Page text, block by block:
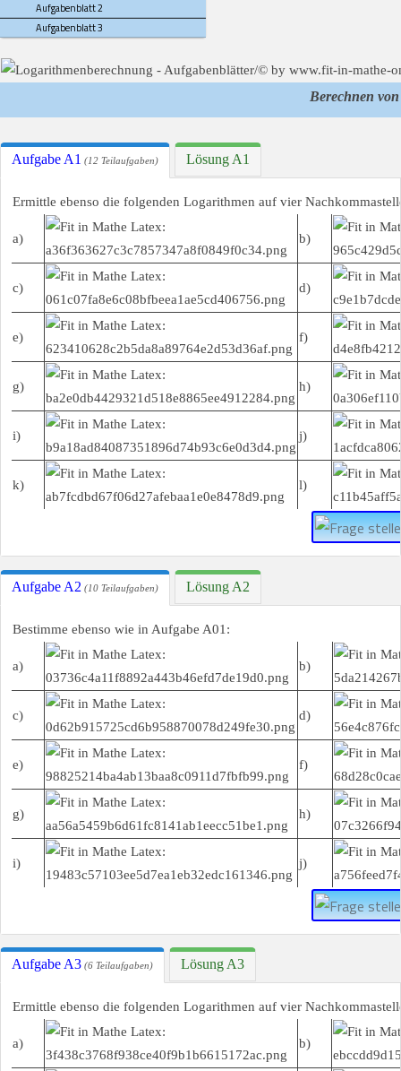
Aufgabenblatt 2
Aufgabenblatt 3
Berechnen
Aufgabe A1 (12 Teilaufgaben) Lösung A1
Ermittle ebenso die folgenden Logarithmen auf vier
a) b)
c) d)
e) f)
g) h)
i) j)
k) l)
Aufgabe A2 (10 Teilaufgaben) Lösung A2
Bestimme ebenso wie in Aufgabe A01:
a) b)
c) d)
e) f)
g) h)
i) j)
Aufgabe A3 (6 Teilaufgaben) Lösung A3
Ermittle ebenso die folgenden Logarithmen auf vier
a) b)